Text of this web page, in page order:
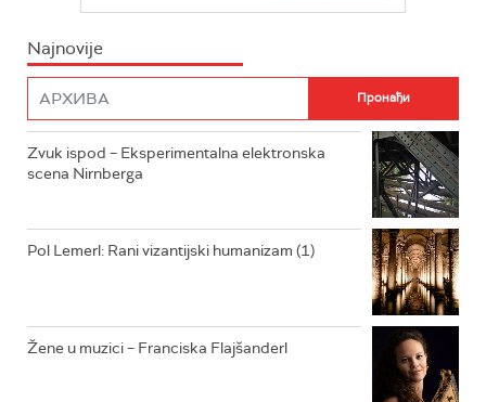
RADIO ROKENROLER
RADIO DŽEZER
INFO
Najnovije
Zvuk ispod – Eksperimentalna elektronska
scena Nirnberga
Pol Lemerl: Rani vizantijski humanizam (1)
Žene u muzici – Franciska Flajšanderl